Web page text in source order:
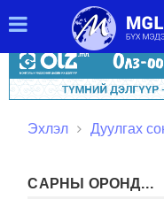
Эхлэл Дуулгах
САРНЫ ОРОНД...